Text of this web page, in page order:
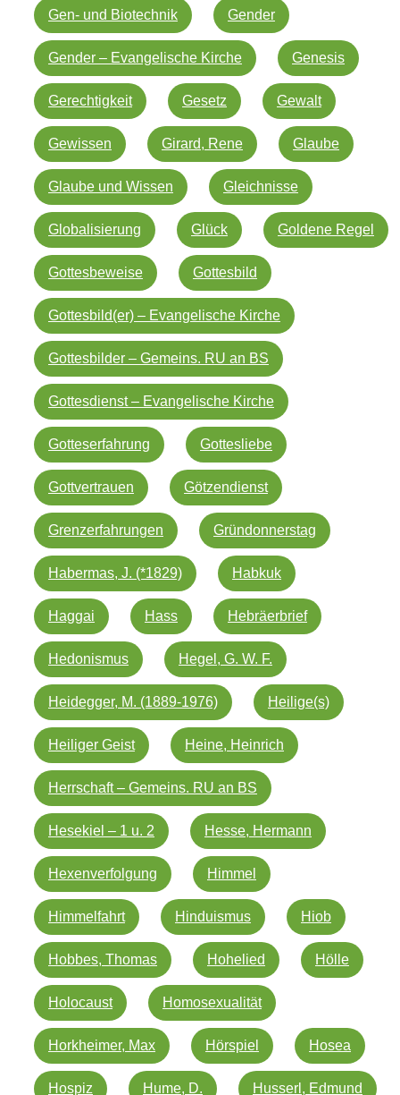
Gen- und Biotechnik Gender
Gender – Evangelische Kirche Genesis
Gerechtigkeit Gesetz Gewalt
Gewissen Girard, Rene Glaube
Glaube und Wissen Gleichnisse
Globalisierung Glück Goldene Regel
Gottesbeweise Gottesbild
Gottesbild(er) – Evangelische Kirche
Gottesbilder – Gemeins. RU an BS
Gottesdienst – Evangelische Kirche
Gotteserfahrung Gottesliebe
Gottvertrauen Götzendienst
Grenzerfahrungen Gründonnerstag
Habermas, J. (*1829) Habkuk
Haggai Hass Hebräerbrief
Hedonismus Hegel, G. W. F.
Heidegger, M. (1889-1976) Heilige(s)
Heiliger Geist Heine, Heinrich
Herrschaft – Gemeins. RU an BS
Hesekiel – 1 u. 2 Hesse, Hermann
Hexenverfolgung Himmel
Himmelfahrt Hinduismus Hiob
Hobbes, Thomas Hohelied Hölle
Holocaust Homosexualität
Horkheimer, Max Hörspiel Hosea
Hospiz Hume, D. Husserl, Edmund